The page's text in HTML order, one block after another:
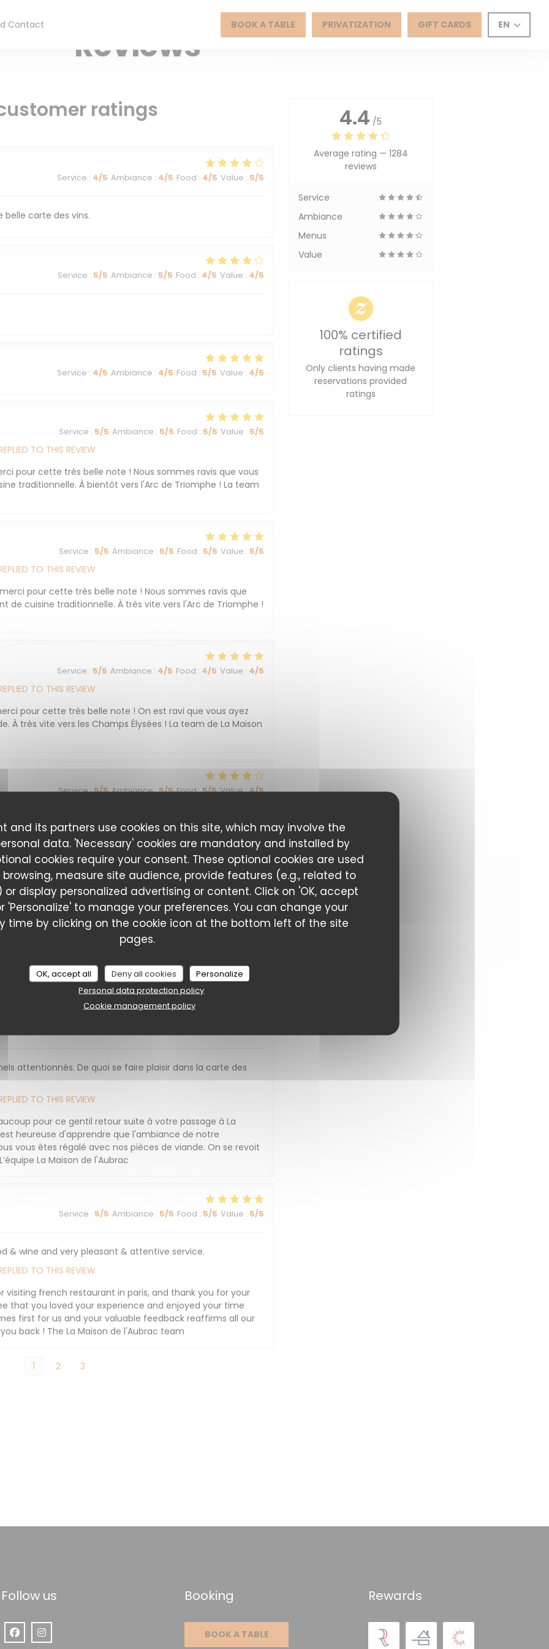
and its partners use cookies on this site, which may involve the
data. 'Necessary' cookies are mandatory and installed by
cookies require your consent. These optional cookies are used
measure site audience, provide features (e.g., related to
or display personalized advertising or content. Click on 'OK, accept
'Personalize' to manage your preferences. You can change your
time by clicking on the cookie icon at the bottom left of the site
pages.
OK, accept all Deny all cookies
Personalize
Personal data protection policy
Cookie management policy
Contact BOOK A TABLE PRIVATIZATION GIFT CARDS EN
Reviews
ratings
Service : 4/5 Ambiance : 4/5 Food : 4/5 Value : 5/5
belle carte des vins.
Service : 5/5 Ambiance : 5/5 Food : 4/5 Value : 4/5
Service : 4/5 Ambiance : 4/5 Food : 5/5 Value : 4/5
Service : 5/5 Ambiance : 5/5 Food : 5/5 Value : 5/5
TO THIS REVIEW
pour cette très belle note ! Nous sommes ravis que vous
traditionnelle. À bientôt vers l'Arc de Triomphe ! La team
Service : 5/5 Ambiance : 5/5 Food : 5/5 Value : 5/5
TO THIS REVIEW
pour cette très belle note ! Nous sommes ravis que
de cuisine traditionnelle. À très vite vers l'Arc de Triomphe !
Service : 5/5 Ambiance : 4/5 Food : 4/5 Value : 4/5
TO THIS REVIEW
pour cette très belle note ! On est ravi que vous ayez
À très vite vers les Champs Élysées ! La team de La Maison
Service:5/5 Ambiance:5/5 Food:5/5 Value:4/5
merci pour cette très belle note ! On est ravi que vous
À très vite vers les Champs Élysées ! La team de La
Service :5/5 Ambiance: 3 /5 Food: 5/5 Value: 4 /5
TO THIS REVIEW
pour cette très belle note ! On est ravi que vous ayez
À très vite vers les Champs Élysées ! La team de La Maison
attentionnés. De quoi se faire plaisir dans la carte des
TO THIS REVIEW
pour ce gentil retour suite à votre passage à La
heureuse d'apprendre que l'ambiance de notre
vous êtes régalé avec nos pièces de viande. On se revoit
La Maison de l'Aubrac
Service : 5/5 Ambiance : 5/5 Food : 5/5 Value : 5/5
& wine and very pleasant & attentive service.
TO THIS REVIEW
visiting french restaurant in paris, and thank you for your
that you loved your experience and enjoyed your time
first for us and your valuable feedback reaffirms all our
back ! The La Maison de l'Aubrac team
1 2 3
4.4 /5
Average rating — 1284
reviews
Service
Ambiance
Menus
Value
100% certified
ratings
Only clients having made
reservations provided
ratings
Follow us
Facebook ((opens in a new window))
Instagram ((opens in a new window))
Booking
BOOK A TABLE
Rewards